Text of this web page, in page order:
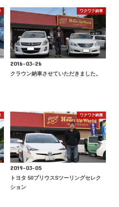
ワクワク納車
2016-03-26
クラウン納車させていただきました。
ワクワク納車
2019-03-05
トヨタ 50プリウスSツーリングセレク
ション